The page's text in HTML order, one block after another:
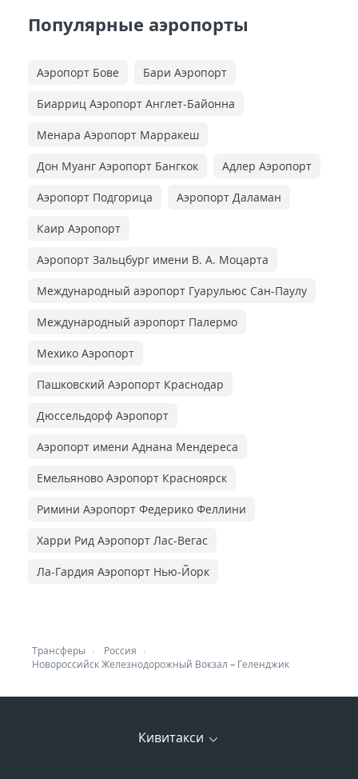
Популярные аэропорты
Аэропорт Бове Бари Аэропорт
Биарриц Аэропорт Англет-Байонна
Менара Аэропорт Марракеш
Дон Муанг Аэропорт Бангкок Адлер Аэропорт
Аэропорт Подгорица Аэропорт Даламан
Каир Аэропорт
Аэропорт Зальцбург имени В. А. Моцарта
Международный аэропорт Гуарульюс Сан-Паулу
Международный аэропорт Палермо
Мехико Аэропорт
Пашковский Аэропорт Краснодар
Дюссельдорф Аэропорт
Аэропорт имени Аднана Мендереса
Емельяново Аэропорт Красноярск
Римини Аэропорт Федерико Феллини
Харри Рид Аэропорт Лас-Вегас
Ла-Гардия Аэропорт Нью-Йорк
Трансферы
Россия
Новороссийск Железнодорожный Вокзал – Геленджик
Кивитакси